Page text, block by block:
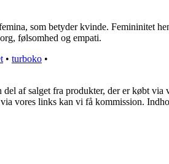
som betyder kvinde. Femininitet
følsomhed og empati.
• turboko •
af salget fra produkter, der er købt via
vores links kan vi få kommission.